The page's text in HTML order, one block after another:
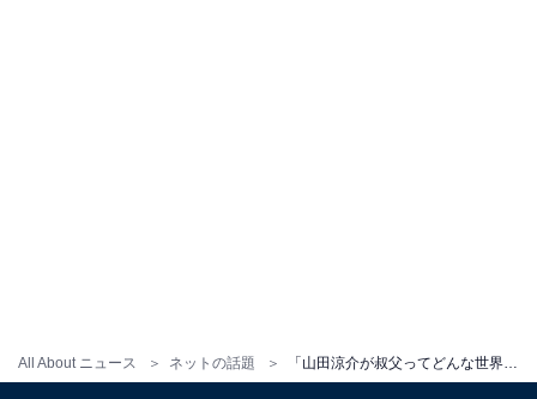
All About ニュース ネットの話題